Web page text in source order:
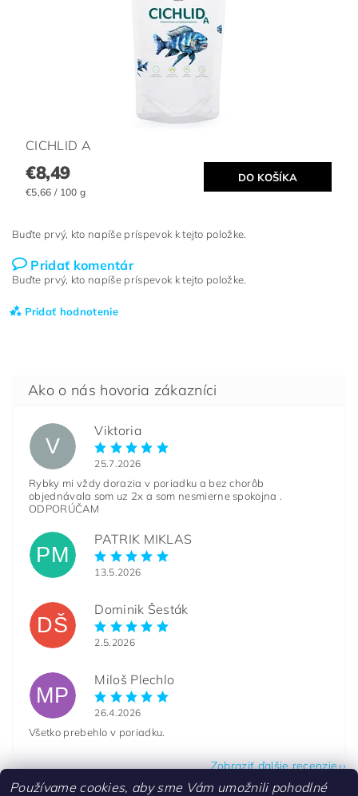
CICHLID A
€8,49
€5,66 / 100 g
Buďte prvý, kto napíše príspevok k tejto položke.
Pridať komentár
Buďte prvý, kto napíše príspevok k tejto položke.
Pridať hodnotenie
V
Viktoria
25.7.2026
Rybky mi vždy dorazia v poriadku a bez chorôb
objednávala som uz 2x a som nesmierne spokojna .
ODPORÚČAM
PM
PATRIK MIKLAS
13.5.2026
DŠ
Dominik Šesták
2.5.2026
MP
Miloš Plechlo
26.4.2026
Všetko prebehlo v poriadku.
Zobraziť ďalšie recenzie
Používame cookies, aby sme Vám umožnili pohodlné